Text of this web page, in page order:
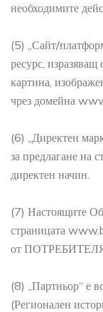
необходимите
(5) „Сайт/
ресурс, изразяващ
картина,
чрез домейна
(6) „Директен
за предлагане на
директен начин.
(7) Настоящите
страницата
от ПОТРЕБИТЕЛЯ
(8) „Партньор“ е
(Регионален